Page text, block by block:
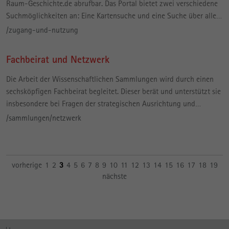
Raum-Geschichte.de abrufbar. Das Portal bietet zwei verschiedene
Suchmöglichkeiten an: Eine Kartensuche und eine Suche über alle…
/zugang-und-nutzung
Fachbeirat und Netzwerk
Die Arbeit der Wissenschaftlichen Sammlungen wird durch einen
sechsköpfigen Fachbeirat begleitet. Dieser berät und unterstützt sie
insbesondere bei Fragen der strategischen Ausrichtung und…
/sammlungen/netzwerk
vorherige 1 2 3 4 5 6 7 8 9 10 11 12 13 14 15 16 17 18 19
nächste